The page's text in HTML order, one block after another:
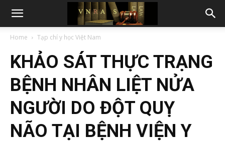
Home Tạp chí y học Việt Nam
KHẢO SÁT THỰC TRẠNG
BỆNH NHÂN LIỆT NỬA
NGƯỜI DO ĐỘT QUỴ
NÃO TẠI BỆNH VIỆN Y